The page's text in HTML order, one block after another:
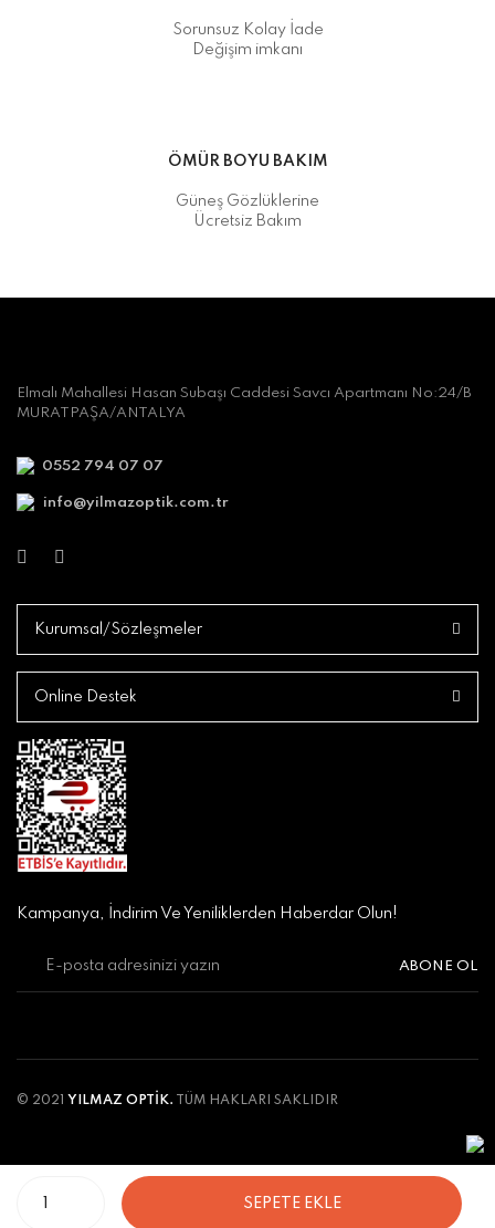
SEPETE EKLE
Sorunsuz Kolay İade
Değişim imkanı
ÖMÜR BOYU BAKIM
Güneş Gözlüklerine
Ücretsiz Bakım
Elmalı Mahallesi Hasan Subaşı Caddesi Savcı Apartmanı No:24/B
MURATPAŞA/ANTALYA
0552 794 07 07
info@yilmazoptik.com.tr
Kurumsal/Sözleşmeler
Online Destek
Kampanya, İndirim Ve Yeniliklerden Haberdar Olun!
ABONE OL
© 2021 YILMAZ OPTİK. TÜM HAKLARI SAKLIDIR